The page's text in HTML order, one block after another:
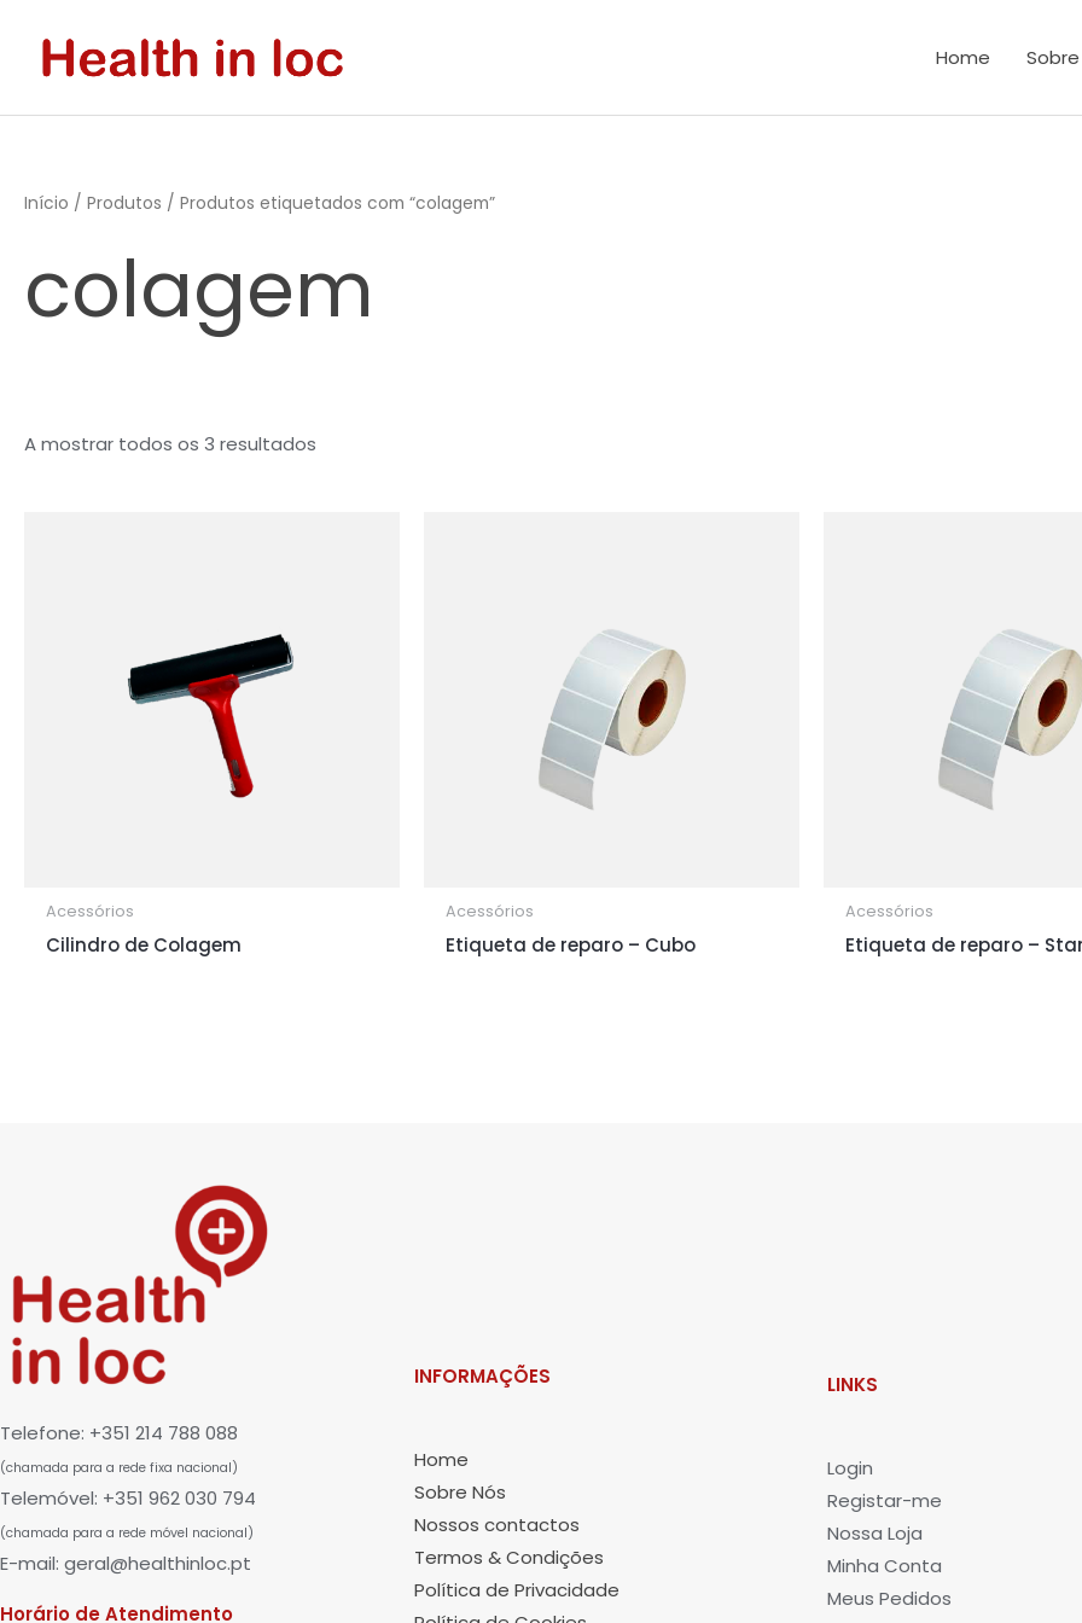
content
Home
Início / Produtos / Produtos etiquetados com “colagem”
colagem
A mostrar todos os 3 resultados
Acessórios
Cilindro de Colagem
Acessórios
Etiqueta de reparo – Cubo
Acessórios
Etiqueta de reparo –
Telefone: +351 214 788 088
(chamada para a rede fixa nacional)
Telemóvel: +351 962 030 794
(chamada para a rede móvel nacional)
E-mail: geral@healthinloc.pt
Horário de Atendimento
INFORMAÇÕES
Home
Sobre Nós
Nossos contactos
Termos & Condições
Política de Privacidade
LINKS
Login
Registar-me
Nossa Loja
Minha Conta
Meus Pedidos